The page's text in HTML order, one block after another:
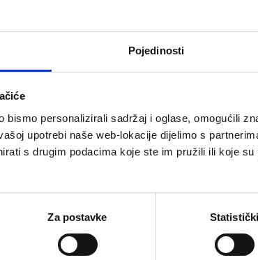
Pojedinosti
bismo personalizirali sadržaj i oglase, omogućili
upotrebi naše web-lokacije dijelimo s
s drugim podacima koje ste im pružili ili koje
Za postavke Statistički